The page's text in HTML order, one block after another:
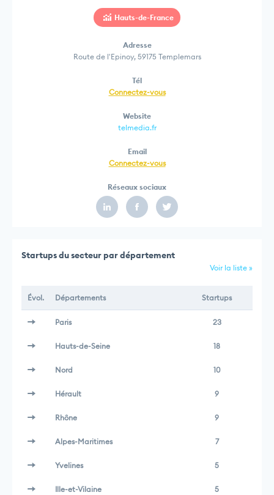
Hauts-de-France
Adresse
Route de l'Epinoy, 59175 Templemars
Tél
Connectez-vous
Website
telmedia.fr
Email
Connectez-vous
Réseaux sociaux
Startups du secteur par département
Voir la liste »
Évol. Départements Startups
Paris 23
Hauts-de-Seine 18
Nord 10
Hérault 9
Rhône 9
Alpes-Maritimes 7
Yvelines 5
Ille-et-Vilaine 5